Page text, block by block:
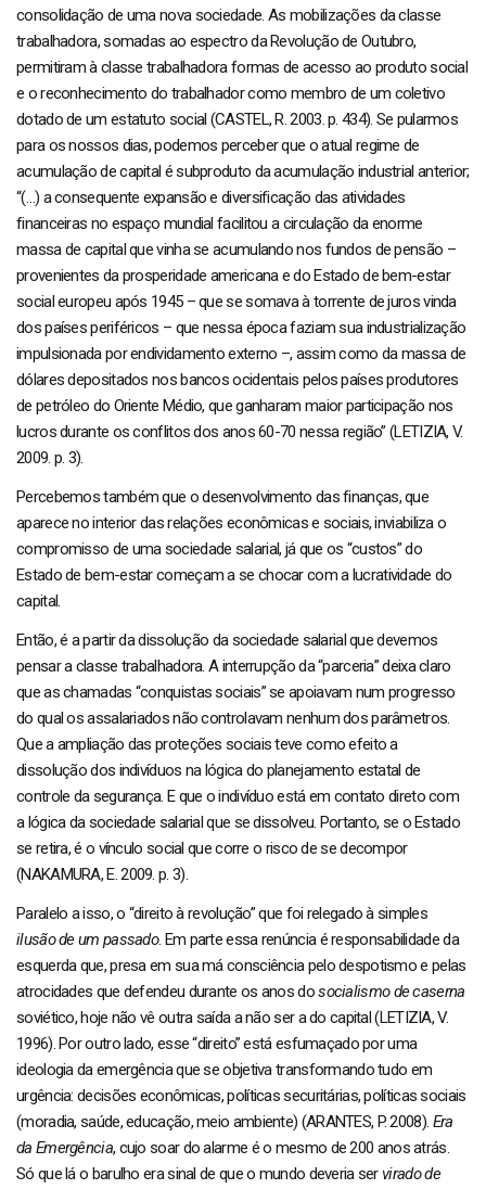
consolidação de uma nova sociedade. As mobilizações da classe
trabalhadora, somadas ao espectro da Revolução de Outubro,
permitiram à classe trabalhadora formas de acesso ao produto social
e o reconhecimento do trabalhador como membro de um coletivo
dotado de um estatuto social (CASTEL, R. 2003. p. 434). Se pularmos
para os nossos dias, podemos perceber que o atual regime de
acumulação de capital é subproduto da acumulação industrial anterior;
“(…) a consequente expansão e diversificação das atividades
financeiras no espaço mundial facilitou a circulação da enorme
massa de capital que vinha se acumulando nos fundos de pensão –
provenientes da prosperidade americana e do Estado de bem-estar
social europeu após 1945 – que se somava à torrente de juros vinda
dos países periféricos – que nessa época faziam sua industrialização
impulsionada por endividamento externo –, assim como da massa de
dólares depositados nos bancos ocidentais pelos países produtores
de petróleo do Oriente Médio, que ganharam maior participação nos
lucros durante os conflitos dos anos 60-70 nessa região” (LETIZIA, V.
2009. p. 3).
Percebemos também que o desenvolvimento das finanças, que
aparece no interior das relações econômicas e sociais, inviabiliza o
compromisso de uma sociedade salarial, já que os “custos” do
Estado de bem-estar começam a se chocar com a lucratividade do
capital.
Então, é a partir da dissolução da sociedade salarial que devemos
pensar a classe trabalhadora. A interrupção da “parceria” deixa claro
que as chamadas “conquistas sociais” se apoiavam num progresso
do qual os assalariados não controlavam nenhum dos parâmetros.
Que a ampliação das proteções sociais teve como efeito a
dissolução dos indivíduos na lógica do planejamento estatal de
controle da segurança. E que o indivíduo está em contato direto com
a lógica da sociedade salarial que se dissolveu. Portanto, se o Estado
se retira, é o vínculo social que corre o risco de se decompor
(NAKAMURA, E. 2009. p. 3).
Paralelo a isso, o “direito à revolução” que foi relegado à simples
ilusão de um passado. Em parte essa renúncia é responsabilidade da
esquerda que, presa em sua má consciência pelo despotismo e pelas
atrocidades que defendeu durante os anos dosocialismo de caserna
soviético, hoje não vê outra saída a não ser a do capital (LETIZIA, V.
1996). Por outro lado, esse “direito” está esfumaçado por uma
ideologia da emergência que se objetiva transformando tudo em
urgência: decisões econômicas, políticas securitárias, políticas sociais
(moradia, saúde, educação, meio ambiente) (ARANTES, P. 2008). Era
da Emergência, cujo soar do alarme é o mesmo de 200 anos atrás.
Só que lá o barulho era sinal de que o mundo deveria ser virado de